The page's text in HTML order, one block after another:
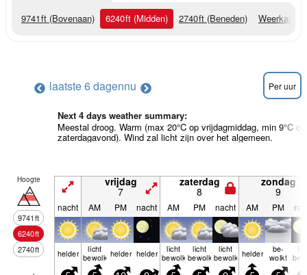
9741ft (Bovenaan) 6240ft (Midden) 2740ft (Beneden)
laatste 6 dagennu Per uur
Next 4 days weather summary:
Meestal droog. Warm (max 20°C op vrijdagmiddag, min 9°C op
zaterdagavond). Wind zal licht zijn over het algemeen.
Hoogte
9741ft
6240ft
2740ft
vrijdag
7
zaterdag
8
zondag
9
nacht AM PM nacht AM PM nacht AM PM
helder licht
bewolkt helder helder licht
bewolkt
licht
bewolkt
licht
bewolkt helder be­
wolkt